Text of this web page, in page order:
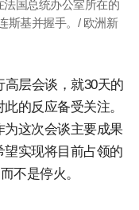
法国总统办公室所在的
斯基并握手。/ 欧洲新
层会谈，就30天的
的反应备受关注。
这次会谈主要成果
实现将目前占领的
不是停火。